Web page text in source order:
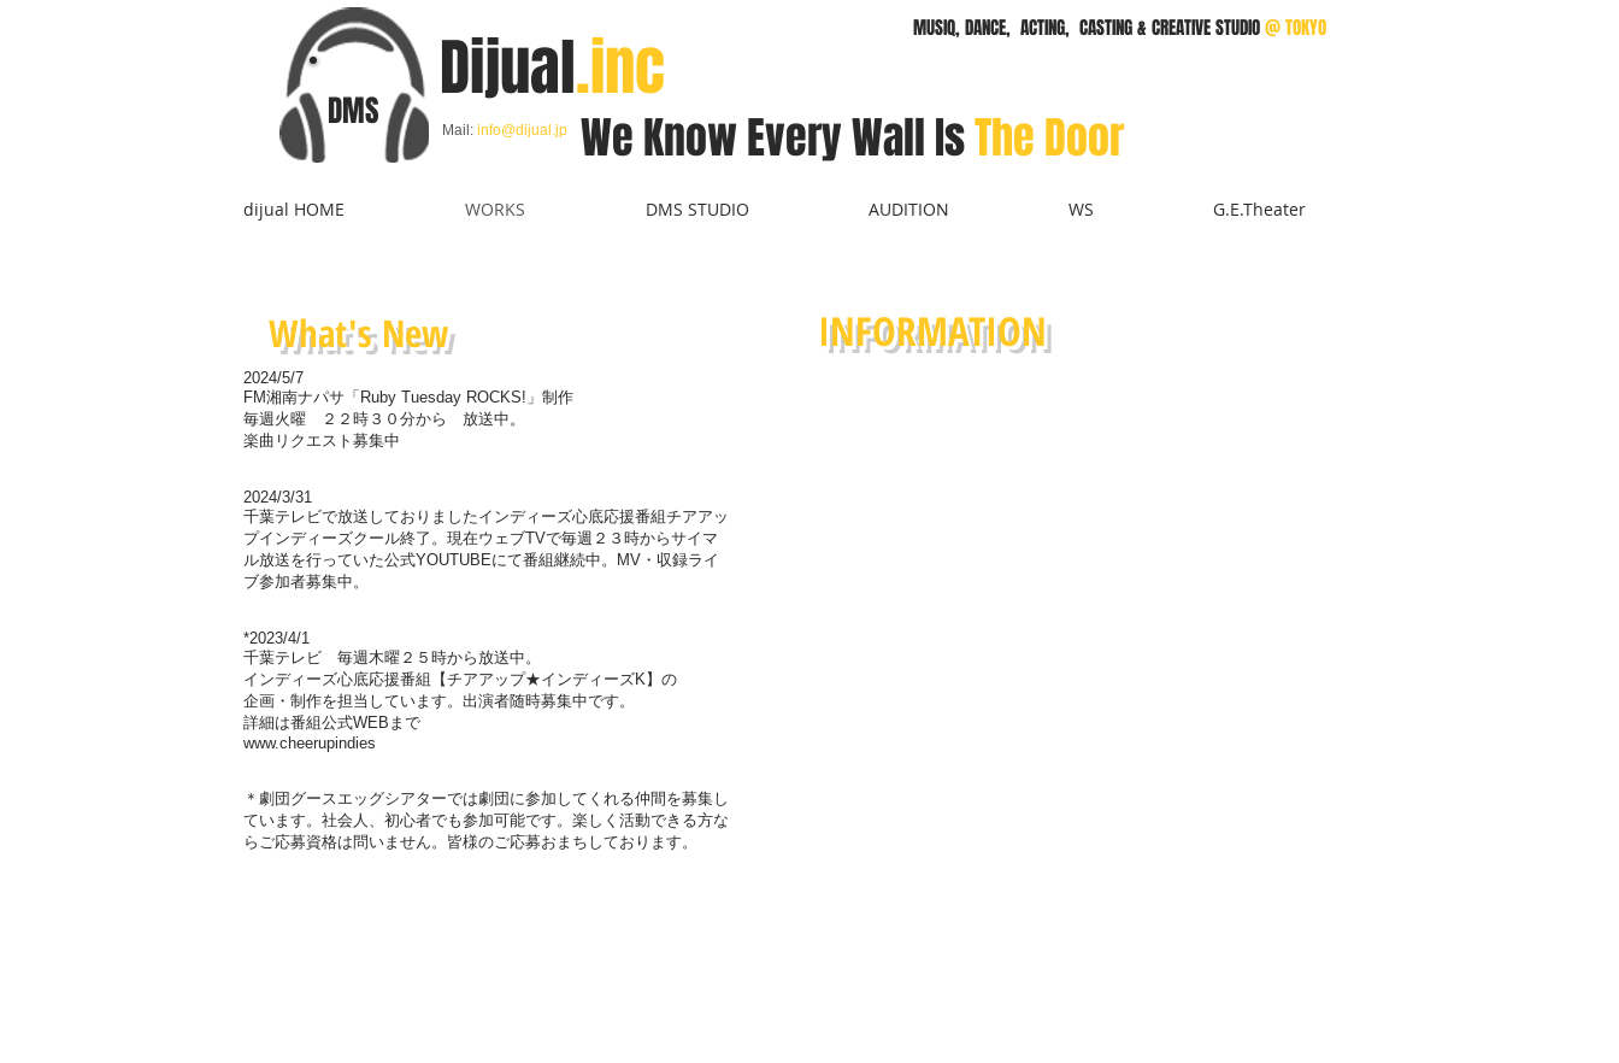
DMS Dijual.inc MUSIQ, DANCE, ACTING, CASTING & CREATIVE STUDIO@TOKYO
Mail: info@dijual.jp We Know EveryWallIsThe Door
dijual HOME WORKS DMS STUDIO AUDITION WS G.E.Theater
What's New
2024/5/7
FM湘南ナパサ「Ruby Tuesday ROCKS!」制作
毎週火曜 ２２時３０分から 放送中。
楽曲リクエスト募集中
2024/3/31
千葉テレビで放送しておりましたインディーズ心底応援番組チアアッ
プインディーズクール終了。現在ウェブTVで毎週２３時からサイマ
ル放送を行っていた公式YOUTUBEにて番組継続中。MV・収録ライ
ブ参加者募集中。
*2023/4/1
千葉テレビ 毎週木曜２５時から放送中。
インディーズ心底応援番組【チアアップ★インディーズK】の
企画・制作を担当しています。出演者随時募集中です。
詳細は番組公式WEBまで
www.cheerupindies
＊劇団グースエッグシアターでは劇団に参加してくれる仲間を募集し
ています。社会人、初心者でも参加可能です。楽しく活動できる方な
らご応募資格は問いません。 ​皆様のご応募おまちしております。
INFORMATION